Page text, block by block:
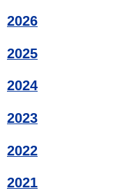
2026
2025
2024
2023
2022
2021